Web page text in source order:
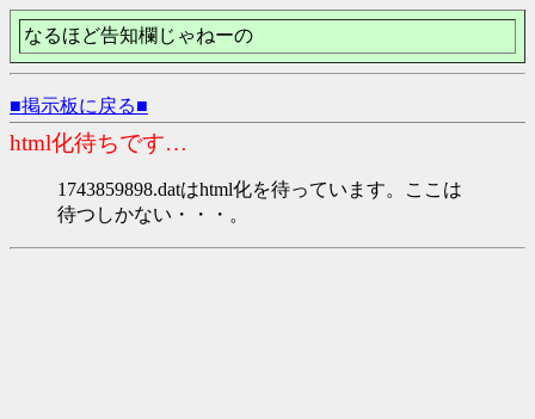
なるほど告知欄じゃねーの
■掲示板に戻る■
html化待ちです…
1743859898.datはhtml化を待っています。ここは
待つしかない・・・。